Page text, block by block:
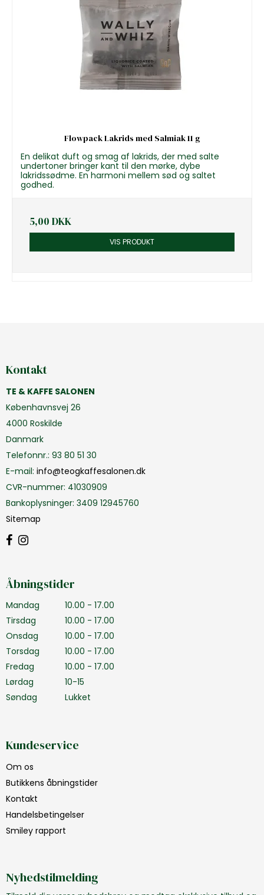
Flowpack Lakrids med Salmiak 11 g
En delikat duft og smag af lakrids, der med salte
undertoner bringer kant til den mørke, dybe
lakridssødme. En harmoni mellem sød og saltet
godhed.
5,00 DKK
VIS PRODUKT
Kontakt
TE & KAFFE SALONEN
Københavnsvej 26
4000 Roskilde
Danmark
Telefonnr.: 93 80 51 30
E-mail: info@teogkaffesalonen.dk
CVR-nummer: 41030909
Bankoplysninger: 3409 12945760
Sitemap
Åbningstider
Mandag
10.00 - 17.00
Tirsdag
10.00 - 17.00
Onsdag
10.00 - 17.00
Torsdag
10.00 - 17.00
Fredag
10.00 - 17.00
Lørdag
10-15
Søndag
Lukket
Kundeservice
Om os
Butikkens åbningstider
Kontakt
Handelsbetingelser
Smiley rapport
Nyhedstilmelding